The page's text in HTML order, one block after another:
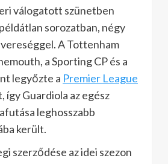
válogatott szünetben
sorozatban, négy
A Tottenham
a Sporting CP és a
legyőzte a Premier League
így Guardiola az egész
leghosszabb
került.
szerződése az idei szezon